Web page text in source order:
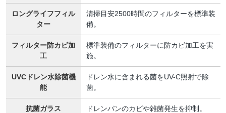
ロングライフフィル
ター
清掃目安2500時間のフィルターを標準装
備。
フィルター防カビ加
工
標準装備のフィルターに防カビ加工を実
施。
UVCドレン水除菌機
能
ドレン水に含まれる菌をUV-C照射で除
菌。
抗菌ガラス ドレンパンのカビや雑菌発生を抑制。